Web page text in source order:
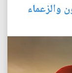
والزعماء